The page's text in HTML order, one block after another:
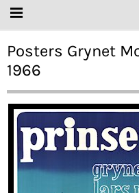
Posters Grynet
1966